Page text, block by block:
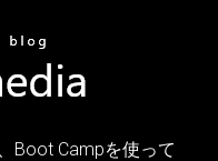
Boot Campを使って